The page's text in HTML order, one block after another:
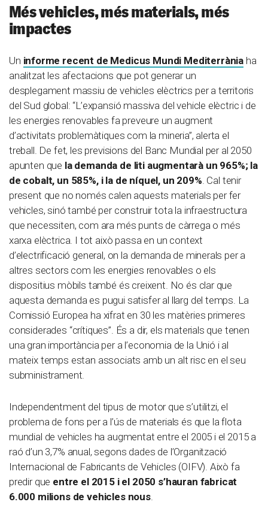
Més vehicles, més materials, més
impactes
Un informe recent de Medicus Mundi Mediterrània ha
analitzat les afectacions que pot generar un
desplegament massiu de vehicles elèctrics per a territoris
del Sud global: “L’expansió massiva del vehicle elèctric i de
les energies renovables fa preveure un augment
d’activitats problemàtiques com la mineria”, alerta el
treball. De fet, les previsions del Banc Mundial per al 2050
apunten que la demanda de liti augmentarà un 965%; la
de cobalt, un 585%, i la de níquel, un 209% . Cal tenir
present que no només calen aquests materials per fer
vehicles, sinó també per construir tota la infraestructura
que necessiten, com ara més punts de càrrega o més
xarxa elèctrica. I tot això passa en un context
d’electrificació general, on la demanda de minerals per a
altres sectors com les energies renovables o els
dispositius mòbils també és creixent. No és clar que
aquesta demanda es pugui satisfer al llarg del temps. La
Comissió Europea ha xifrat en 30 les matèries primeres
considerades “crítiques”. És a dir, els materials que tenen
una gran importància per a l’economia de la Unió i al
mateix temps estan associats amb un alt risc en el seu
subministrament.
Independentment del tipus de motor que s’utilitzi, el
problema de fons per a l’ús de materials és que la flota
mundial de vehicles ha augmentat entre el 2005 i el 2015 a
raó d’un 3,7% anual, segons dades de l’Organització
Internacional de Fabricants de Vehicles (OIFV). Això fa
predir que entre el 2015 i el 2050 s’hauran fabricat
6.000 milions de vehicles nous.